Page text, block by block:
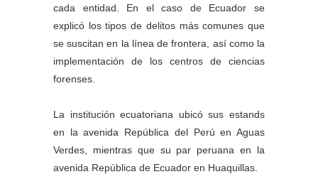
cada entidad. En el caso de Ecuador se
explicó los tipos de delitos más comunes que
se suscitan en la línea de frontera, así como la
implementación de los centros de ciencias
forenses.
La institución ecuatoriana ubicó sus estands
en la avenida República del Perú en Aguas
Verdes, mientras que su par peruana en la
avenida República de Ecuador en Huaquillas.